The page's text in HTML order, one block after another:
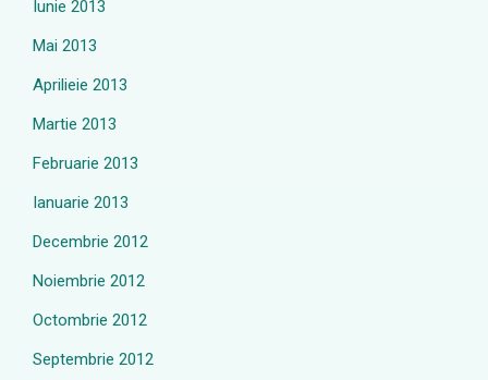
Iunie 2013
Mai 2013
Aprilieie 2013
Martie 2013
Februarie 2013
Ianuarie 2013
Decembrie 2012
Noiembrie 2012
Octombrie 2012
Septembrie 2012